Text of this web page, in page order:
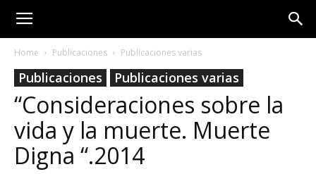
Home Publicaciones Publicaciones varias
Publicaciones Publicaciones varias
“Consideraciones sobre la
vida y la muerte. Muerte
Digna “.2014